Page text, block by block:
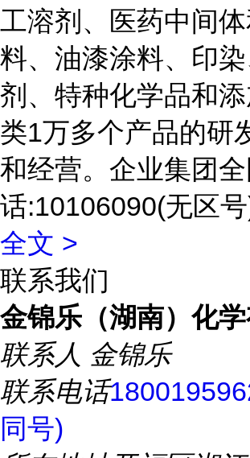
工溶剂、医药中间
料、油漆涂料、印
剂、特种化学品和
类1万多个产品的研
和经营。企业集团
话:10106090(无区
全文 >
联系我们
金锦乐（湖南）化学
联系人 金锦乐
联系电话
同号)